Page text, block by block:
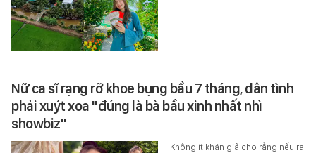
Nữ ca sĩ rạng rỡ khoe bụng bầu 7 tháng, dân tình
phải xuýt xoa "đúng là bà bầu xinh nhất nhì
showbiz"
Không ít khán giả cho rằng nếu ra